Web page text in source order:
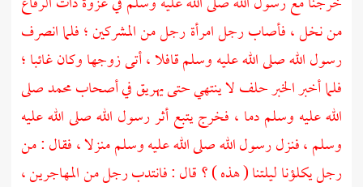
من نخل ، فأصاب رجل امرأة رجل من المشركين ؛ فلما انصرف
رسول الله صلى الله عليه وسلم قافلا ، أتى زوجها وكان غائبا ؛
فلما أخبر الخبر حلف لا ينتهي حتى يهريق في أصحابمحمدصلى
الله عليه وسلم دما ، فخرج يتبع أثر رسول الله صلى الله عليه
وسلم ، فنزل رسول الله صلى الله عليه وسلم منزلا ، فقال : من
رجل يكلؤنا ليلتنا ( هذه ) ؟ قال : فانتدب رجل منالمهاجرين،